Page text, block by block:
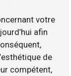
votre
afin
de
compétent,